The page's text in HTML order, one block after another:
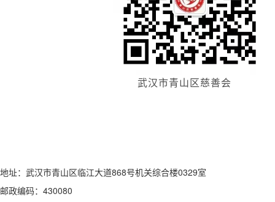
武汉市青山区慈善会
地址：武汉市青山区临江大道868号机关综合楼0329室
邮政编码：430080